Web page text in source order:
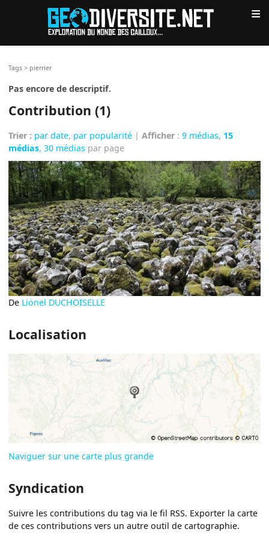
≡
Tags > pierrier
Pas encore de descriptif.
Contribution (1)
Trier : par date, par popularité |Afficher :9 médias, 15
médias,30 médias par page
De Lionel DUCHOISELLE
Localisation
Naviguer sur une carte plus grande
Syndication
Suivre les contributions du tag via le fil RSS. Exporter la carte
de ces contributions vers un autre outil de cartographie.